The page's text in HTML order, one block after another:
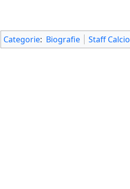
Categorie: Biografie Staff